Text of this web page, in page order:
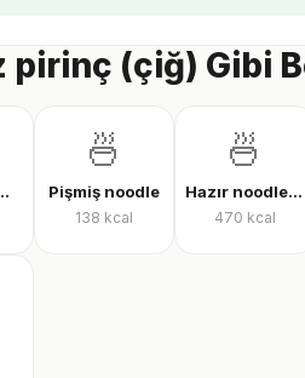
pirinç (çiğ) Gibi
yulaf (çiğ)
🍜
Pişmiş noodle
138 kcal
🍜
Hazır noodle (kuru)
470 kcal